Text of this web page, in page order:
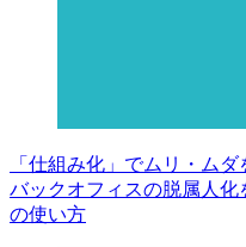
「仕組み化」でムリ・ムダ
バックオフィスの脱属人
の使い方